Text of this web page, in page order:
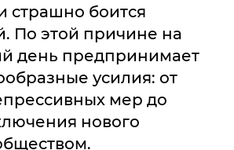
страшно боится
По этой причине на
день предпринимает
усилия: от
мер до
нового